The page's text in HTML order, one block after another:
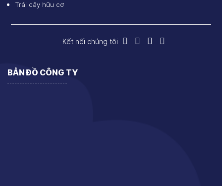
Trái cây hữu cơ
Kết nối chúng tôi
BẢN ĐỒ CÔNG TY